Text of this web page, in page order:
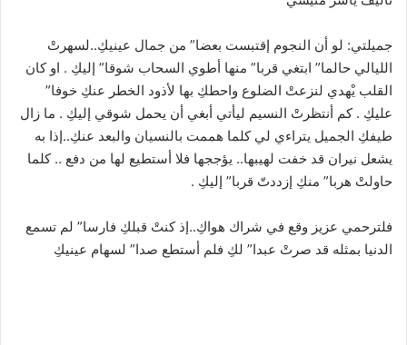
جميلتي: لو أن النجوم إقتبست بعضا” من جمال عينيكِ..لسهرتْ
الليالي حالما” ابتغي قربا” منها أطوي السحاب شوقا” إليكِ . او كان
القلب يْهدي لنزعتْ الضلوع واحطكِ بها لأذود الخطر عنكِ خوفا”
عليكِ . كم أنتظرتْ النسيم ليأتي أبغي أن يحمل شوقي إليكِ . ما زال
طيفكِ الجميل يتراءي لي كلما هممت بالنسيان والبعد عنكِ..إذا به
يشعل نيران قد خفت لهيبها.. يؤججها فلا أستطيع لها من دفع .. كلما
حاولتْ هربا” منكِ إزددتّ قربا” إليكِ .
فلترحمي عزيز وقع في شراك هواكِ..إذ كنتْ قبلكِ فارسا” لم تسمع
الدنيا بمثله قد صرتْ عبدا” لكِ فلم أستطع صدا” لسهام عينيكِ